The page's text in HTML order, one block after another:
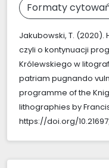
Formaty
Jakubowski, T.
czyli o kontynuacji
Królewskiego w
patriam pugnando
programme of the
lithographies by
https://doi.org/